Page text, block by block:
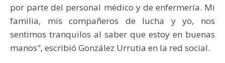
por parte del personal médico y de enfermería. Mi
familia, mis compañeros de lucha y yo, nos
sentimos tranquilos al saber que estoy en buenas
manos", escribió González Urrutia en la red social.